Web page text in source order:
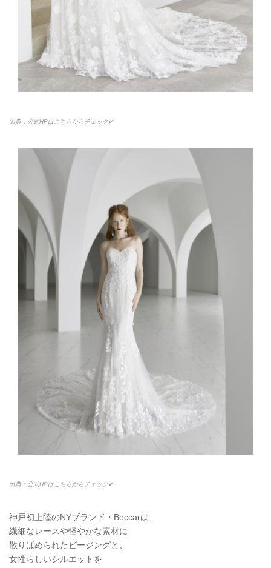
出典：公式HPはこちらからチェック✔
出典：公式HPはこちらからチェック✔
神戸初上陸のNYブランド・Beccarは、
繊細なレースや軽やかな素材に
散りばめられたビージングと、
女性らしいシルエットを